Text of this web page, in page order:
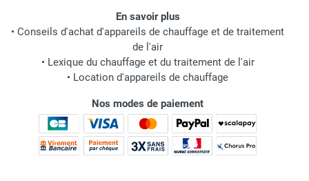
En savoir plus
• Conseils d'achat d'appareils de chauffage et de traitement
de l'air
• Lexique du chauffage et du traitement de l'air
• Location d'appareils de chauffage
Nos modes de paiement